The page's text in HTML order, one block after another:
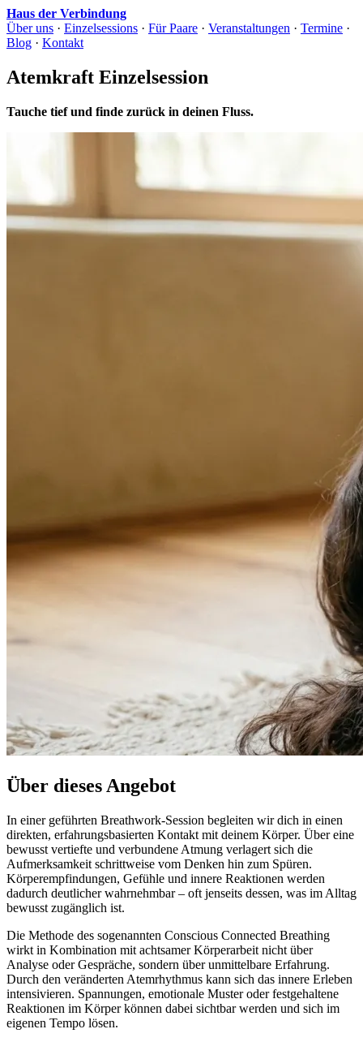
Haus der Verbindung
Über uns · Einzelsessions · Für Paare · Veranstaltungen · Termine ·
Blog · Kontakt
Atemkraft Einzelsession
Tauche tief und finde zurück in deinen Fluss.
Über dieses Angebot
In einer geführten Breathwork-Session begleiten wir dich in einen
direkten, erfahrungsbasierten Kontakt mit deinem Körper. Über eine
bewusst vertiefte und verbundene Atmung verlagert sich die
Aufmerksamkeit schrittweise vom Denken hin zum Spüren.
Körperempfindungen, Gefühle und innere Reaktionen werden
dadurch deutlicher wahrnehmbar – oft jenseits dessen, was im Alltag
bewusst zugänglich ist.
Die Methode des sogenannten Conscious Connected Breathing
wirkt in Kombination mit achtsamer Körperarbeit nicht über
Analyse oder Gespräche, sondern über unmittelbare Erfahrung.
Durch den veränderten Atemrhythmus kann sich das innere Erleben
intensivieren. Spannungen, emotionale Muster oder festgehaltene
Reaktionen im Körper können dabei sichtbar werden und sich im
eigenen Tempo lösen.